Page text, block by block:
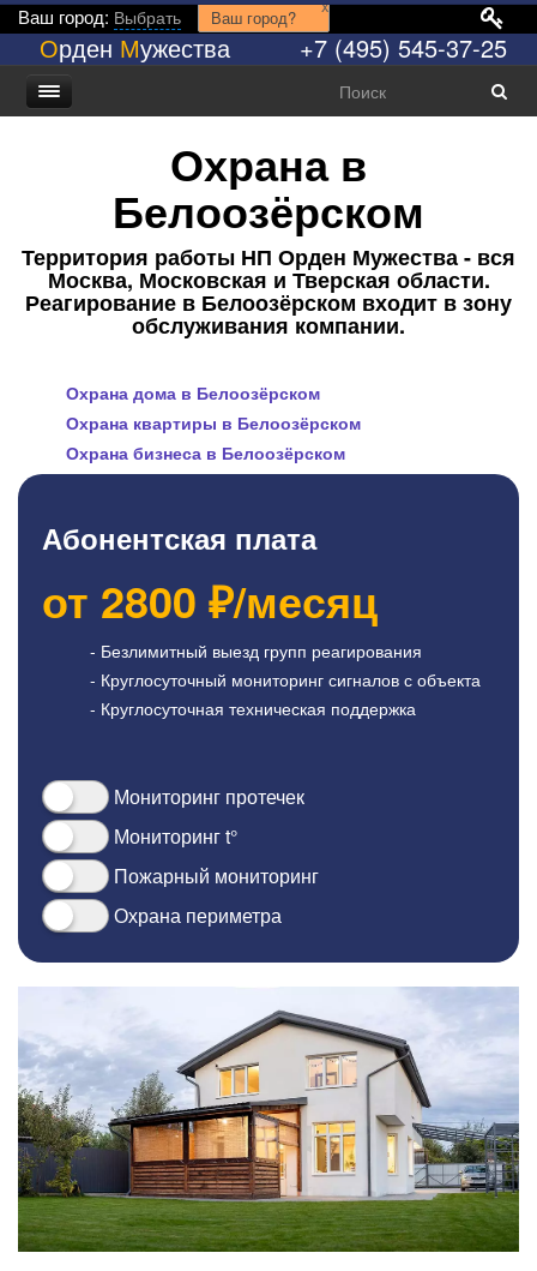
Ваш город: Выбрать Ваш город?
x
Орден Мужества +7 (495) 545-37-25
Охрана в
Белоозёрском
Территория работы НП Орден Мужества - вся
Москва, Московская и Тверская области.
Реагирование в Белоозёрском входит в зону
обслуживания компании.
Охрана дома в Белоозёрском
Охрана квартиры в Белоозёрском
Охрана бизнеса в Белоозёрском
Абонентская плата
от 2800 ₽/месяц
- Безлимитный выезд групп реагирования
- Круглосуточный мониторинг сигналов с объекта
- Круглосуточная техническая поддержка
Мониторинг протечек
Мониторинг t°
Пожарный мониторинг
Охрана периметра